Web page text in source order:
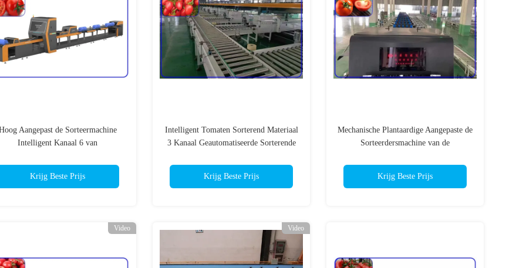
Aangepast de Sorteermachine
Intelligent Kanaal 6 van
Krijg Beste Prijs
Intelligent Tomaten Sorterend Materiaal
3 Kanaal Geautomatiseerde Sorterende
Krijg Beste Prijs
Mechanische Plantaardige Aangepaste de
Sorteerdersmachine van de
Krijg Beste Prijs
Video Video